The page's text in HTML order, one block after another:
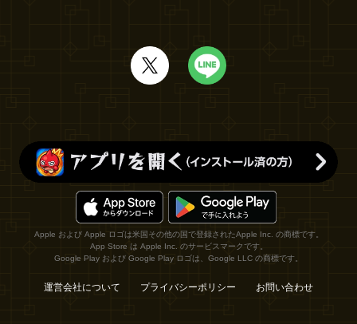
Apple および Apple ロゴは米国その他の国で登録されたApple Inc. の商標です。
App Store は Apple Inc. のサービスマークです。
Google Play および Google Play ロゴは、Google LLC の商標です。
運営会社について プライバシーポリシー お問い合わせ